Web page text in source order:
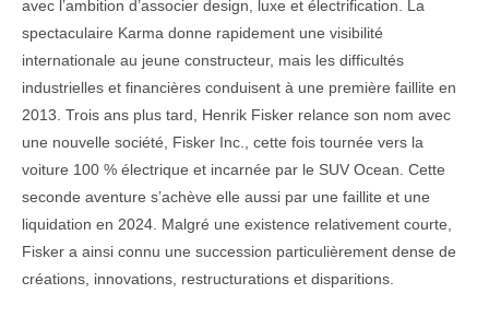
avec l’ambition d’associer design, luxe et électrification. La
spectaculaire Karma donne rapidement une visibilité
internationale au jeune constructeur, mais les difficultés
industrielles et financières conduisent à une première faillite en
2013. Trois ans plus tard, Henrik Fisker relance son nom avec
une nouvelle société, Fisker Inc., cette fois tournée vers la
voiture 100 % électrique et incarnée par le SUV Ocean. Cette
seconde aventure s’achève elle aussi par une faillite et une
liquidation en 2024. Malgré une existence relativement courte,
Fisker a ainsi connu une succession particulièrement dense de
créations, innovations, restructurations et disparitions.